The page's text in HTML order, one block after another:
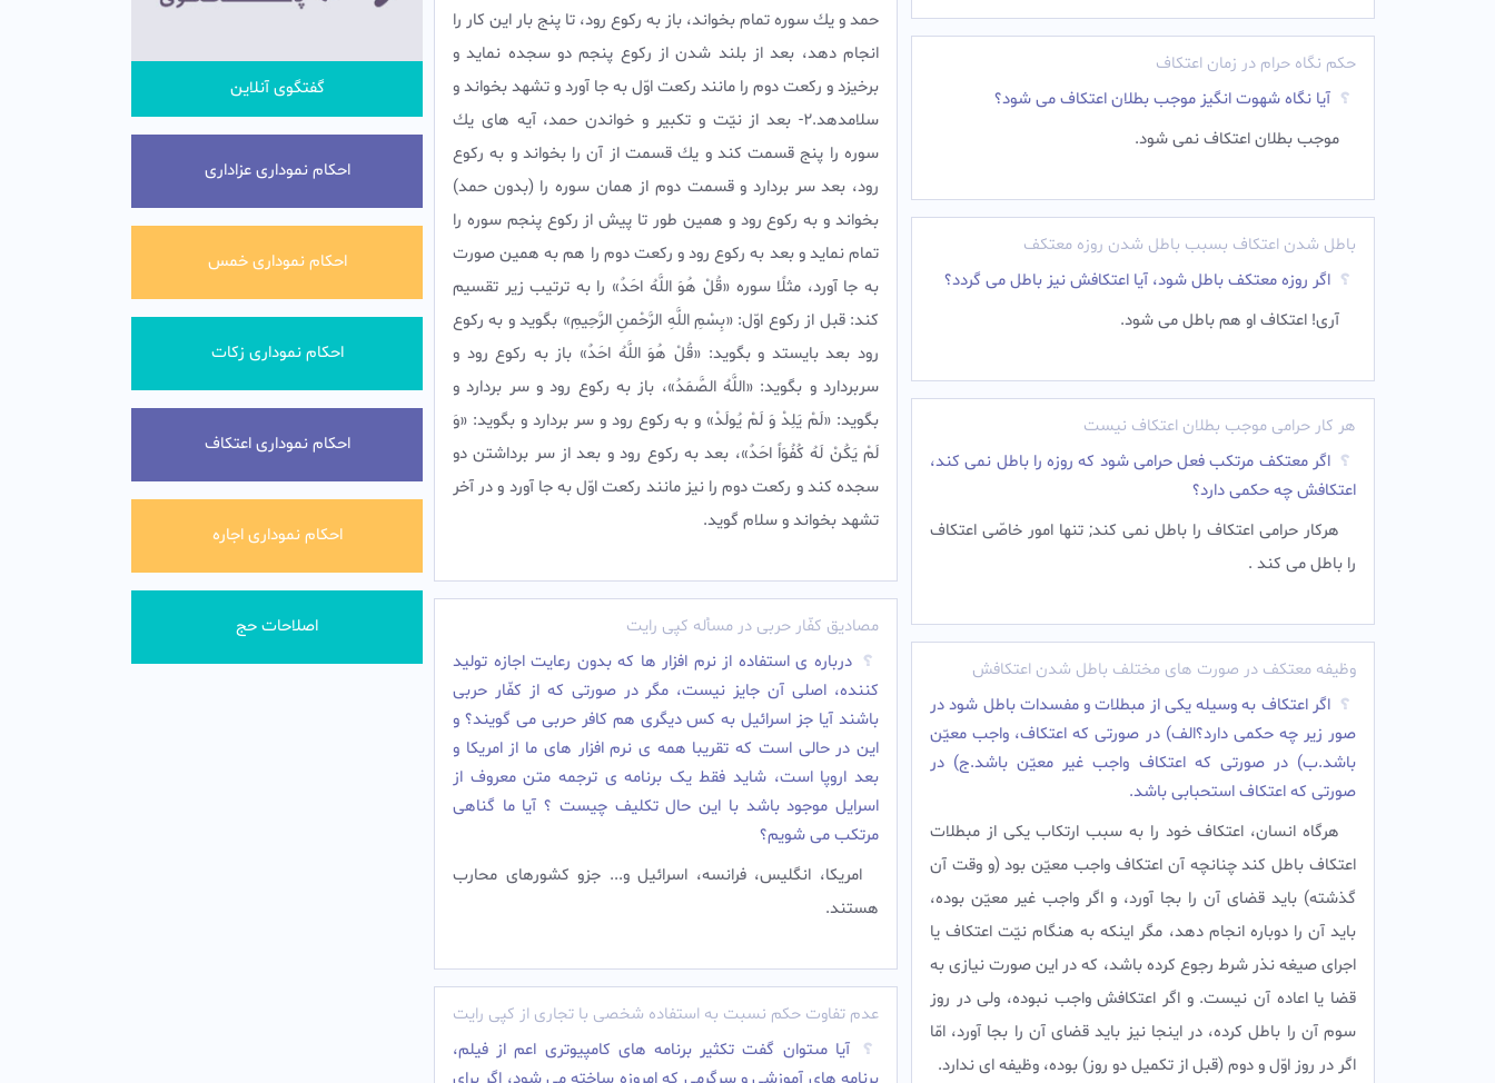
حکم نگاه حرام در زمان اعتکاف
آیا نگاه شهوت انگیز موجب بطلان اعتکاف مى شود؟
موجب بطلان اعتکاف نمى شود.
باطل شدن اعتکاف بسبب باطل شدن روزه معتکف
اگر روزه معتكف باطل شود، آيا اعتكافش نيز باطل مى گردد؟
آرى! اعتكاف او هم باطل مى شود.
هر کار حرامی موجب بطلان اعتکاف نیست
اگر معتكف مرتكب فعل حرامى شود كه روزه را باطل نمى كند،
اعتكافش چه حكمى دارد؟
هركار حرامى اعتكاف را باطل نمى كند; تنها امور خاصّى اعتكاف
را باطل مى كند .
وظیفه معتکف در صورت های مختلف باطل شدن اعتکافش
اگر اعتكاف به وسيله يكى از مبطلات و مفسدات باطل شود در
صور زير چه حكمى دارد؟الف) در صورتى كه اعتكاف، واجب معيّن
باشد.ب) در صورتى كه اعتكاف واجب غير معيّن باشد.ج) در
صورتى كه اعتكاف استحبابى باشد.
هرگاه انسان، اعتكاف خود را به سبب ارتكاب يكى از مبطلات
اعتكاف باطل كند چنانچه آن اعتكاف واجب معيّن بود (و وقت آن
گذشته) بايد قضاى آن را بجا آورد، و اگر واجب غير معيّن بوده،
بايد آن را دوباره انجام دهد، مگر اينكه به هنگام نيّت اعتكاف يا
اجراى صيغه نذر شرط رجوع كرده باشد، كه در اين صورت نيازى به
قضا يا اعاده آن نيست. و اگر اعتكافش واجب نبوده، ولى در روز
سوم آن را باطل كرده، در اينجا نيز بايد قضاى آن را بجا آورد، امّا
اگر در روز اوّل و دوم (قبل از تكميل دو روز) بوده، وظيفه اى ندارد.
حمد و يك سوره تمام بخواند، باز به ركوع رود، تا پنج بار اين كار را
انجام دهد، بعد از بلند شدن از ركوع پنجم دو سجده نمايد و
برخيزد و ركعت دوم را مانند ركعت اوّل به جا آورد و تشهد بخواند و
سلام‏دهد.2- بعد از نيّت و تكبير و خواندن حمد، آيه ‏هاى يك
سوره را پنج قسمت كند و يك قسمت از آن را بخواند و به ركوع
رود، بعد سر بردارد و قسمت دوم از همان سوره را (بدون حمد)
بخواند و به ركوع رود و همين طور تا پيش از ركوع پنجم سوره را
تمام نمايد و بعد به ركوع رود و ركعت دوم را هم به همين صورت
به جا آورد، مثلًا سوره «قُلْ هُوَ اللَّهُ احَدٌ» را به ترتيب زير تقسيم
كند: قبل از ركوع اوّل: «بِسْمِ اللَّهِ الرَّحْمنِ الرَّحِيمِ» بگويد و به ركوع
رود بعد بايستد و بگويد: «قُلْ هُوَ اللَّهُ احَدٌ» باز به ركوع رود و
سربردارد و بگويد: «اللَّهُ الصَّمَدُ»، باز به ركوع رود و سر بردارد و
بگويد: «لَمْ ‏يَلِدْ وَ لَمْ‏ يُولَدْ» و به ركوع رود و سر بردارد و بگويد: «وَ
لَمْ ‏يَكُنْ لَهُ كُفُوَاً احَدٌ»، بعد به ركوع رود و بعد از سر برداشتن دو
سجده كند و ركعت دوم را نيز مانند ركعت اوّل به‏ جا آورد و در آخر
تشهد بخواند و سلام گويد.
مصادیق کفّار حربی در مسأله کپی رایت
درباره ی استفاده از نرم افزار ها که بدون رعایت اجازه تولید
کننده، اصلى آن جایز نیست، مگر در صورتى که از کفّار حربى
باشند آیا جز اسرائیل به کس دیگری هم کافر حربی می گویند؟ و
این در حالی است که تقریبا همه ی نرم افزار های ما از امریکا و
بعد اروپا است، شاید فقط یک برنامه ی ترجمه متن معروف از
اسرایل موجود باشد با این حال تکلیف چیست ؟ آیا ما گناهی
مرتکب می شویم؟
امریکا، انگلیس، فرانسه، اسرائیل و... جزو کشورهای محارب
هستند.
عدم تفاوت حکم نسبت به استفاده شخصی با تجاری از کپی رایت
آيا مى‏توان گفت تکثیر برنامه ‏هاى كامپيوترى اعم از فيلم،
گفتگوی آنلاین
احکام نموداری عزاداری
احکام نموداری خمس
احکام نموداری زکات
احکام نموداری اعتکاف
احکام نموداری اجاره
اصلاحات حج